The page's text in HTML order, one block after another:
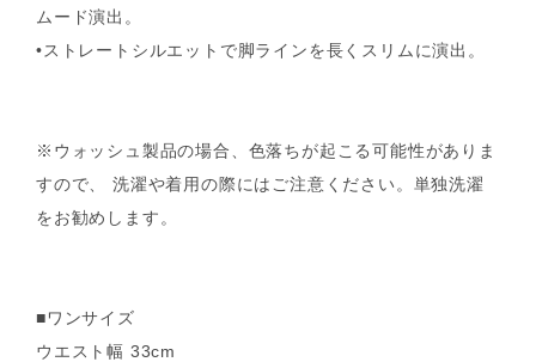
ムード演出。
•ストレートシルエットで脚ラインを長くスリムに演出。
※ウォッシュ製品の場合、色落ちが起こる可能性がありま
すので、 洗濯や着用の際にはご注意ください。単独洗濯
をお勧めします。
■ワンサイズ
ウエスト幅 33cm